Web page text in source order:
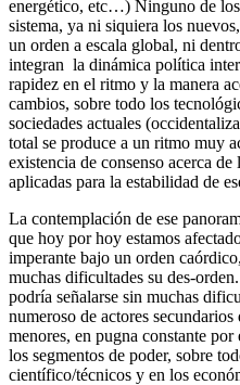
energético, etc…) Ninguno de
sistema, ya ni siquiera los
un orden a escala global, ni
integran la dinámica política
rapidez en el ritmo y la manera
cambios, sobre todo los
sociedades actuales
total se produce a un ritmo muy
existencia de consenso acerca de
aplicadas para la estabilidad de
La contemplación de ese
que hoy por hoy estamos
imperante bajo un orden
muchas dificultades su des-
podría señalarse sin muchas
numeroso de actores
menores, en pugna constante
los segmentos de poder, sobre
científico/técnicos y en los